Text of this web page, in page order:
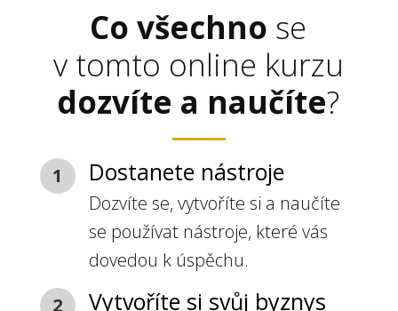
Co všechno se
v tomto online kurzu
dozvíte a naučíte?
1 Dostanete nástroje
Dozvíte se, vytvoříte si a naučíte
se používat nástroje, které vás
dovedou k úspěchu.
2
Vytvoříte si svůj byznys